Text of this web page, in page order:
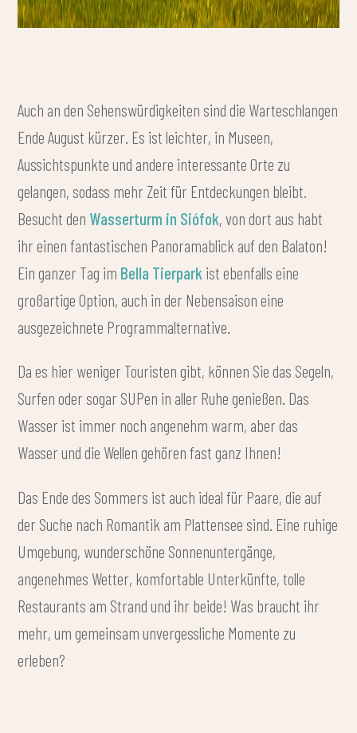
Auch an den Sehenswürdigkeiten sind die Warteschlangen
Ende August kürzer. Es ist leichter, in Museen,
Aussichtspunkte und andere interessante Orte zu
gelangen, sodass mehr Zeit für Entdeckungen bleibt.
Besucht den Wasserturm in Siófok, von dort aus habt
ihr einen fantastischen Panoramablick auf den Balaton!
Ein ganzer Tag im Bella Tierpark ist ebenfalls eine
großartige Option, auch in der Nebensaison eine
ausgezeichnete Programmalternative.
Da es hier weniger Touristen gibt, können Sie das Segeln,
Surfen oder sogar SUPen in aller Ruhe genießen. Das
Wasser ist immer noch angenehm warm, aber das
Wasser und die Wellen gehören fast ganz Ihnen!
Das Ende des Sommers ist auch ideal für Paare, die auf
der Suche nach Romantik am Plattensee sind. Eine ruhige
Umgebung, wunderschöne Sonnenuntergänge,
angenehmes Wetter, komfortable Unterkünfte, tolle
Restaurants am Strand und ihr beide! Was braucht ihr
mehr, um gemeinsam unvergessliche Momente zu
erleben?